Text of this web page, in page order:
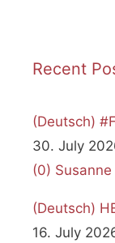
Recent
(Deutsch)
30. July
(0)
(Deutsch)
16. July